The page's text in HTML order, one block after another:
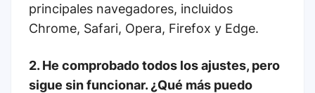
principales navegadores, incluidos
Chrome, Safari, Opera, Firefox y Edge.
2. He comprobado todos los ajustes, pero
sigue sin funcionar. ¿Qué más puedo